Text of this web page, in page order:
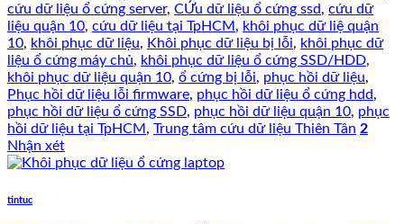
cứu dữ liệu ổ cứng server, CỨu dữ liệu ổ cứng ssd, cứu dữ
liệu quận 10, cứu dữ liệu tại TpHCM , khôi phục dữ liệ quận
10, khôi phục dữ liệu, Khôi phục dữ liệu bị lỗi, khôi phục dữ
liệu ổ cứng máy chủ, khôi phục dữ liệu ổ cứng SSD/HDD,
khôi phục dữ liệu quận 10, ổ cứng bị lỗi, phục hồi dữ liệu,
Phục hồi dữ liệu lỗi firmware, phục hồi dữ liệu ổ cứng hdd,
phục hồi dữ liệu ổ cứng SSD, phục hồi dữ liệu quận 10, phục
hồi dữ liệu tại TpHCM , Trung tâm cứu dữ liệu Thiên Tân 2
Nhận xét
tintuc